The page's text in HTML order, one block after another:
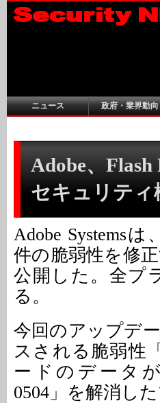
ニュース 政府・業界動向
Adobe、
セキュリテ
Adobe Systems
件の脆弱性を修
公開した。全プ
る。
今回のアップデ
スされる脆弱性
ードのデータ
0504」を解消し